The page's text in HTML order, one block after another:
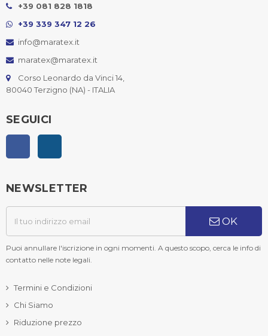
+39 081 828 1818
+39 339 347 12 26
info@maratex.it
maratex@maratex.it
Corso Leonardo da Vinci 14,
80040 Terzigno (NA) - ITALIA
SEGUICI
NEWSLETTER
OK
Puoi annullare l'iscrizione in ogni momenti. A questo scopo, cerca le info di
contatto nelle note legali.
Termini e Condizioni
Chi Siamo
Riduzione prezzo